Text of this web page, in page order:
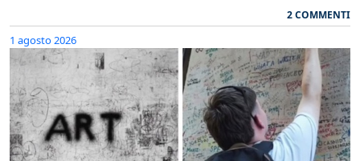
2 COMMENTI
1 agosto 2026